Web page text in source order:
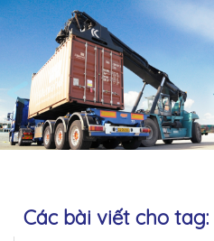
<
Các bài viết cho